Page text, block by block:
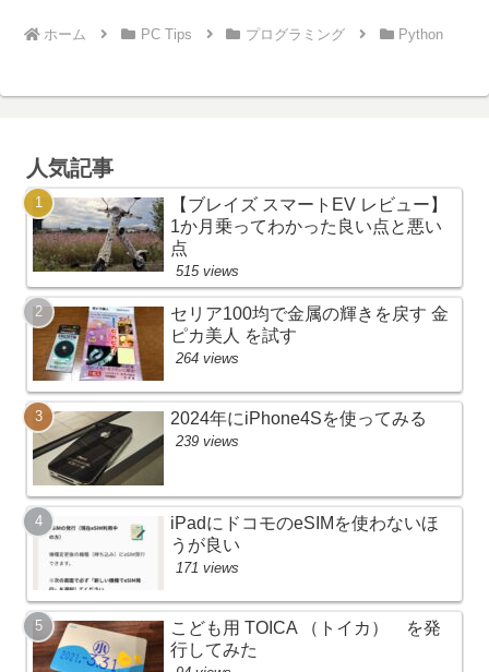
ホーム PC Tips プログラミング Python
人気記事
【ブレイズ スマートEV レビュー】
1か月乗ってわかった良い点と悪い
点
515 views
セリア100均で金属の輝きを戻す 金
ピカ美人 を試す
264 views
2024年にiPhone4Sを使ってみる
239 views
iPadにドコモのeSIMを使わないほ
うが良い
171 views
こども用 TOICA （トイカ） を発
行してみた